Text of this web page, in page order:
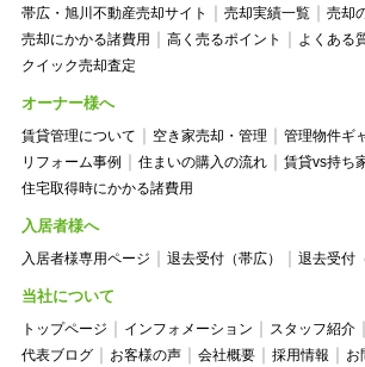
帯広・旭川不動産売却サイト
売却実績一覧
売却
売却にかかる諸費用
高く売るポイント
よくある
クイック売却査定
オーナー様へ
賃貸管理について 空き家売却・管理
管理物件ギ
リフォーム事例
住まいの購入の流れ
賃貸vs持ち
住宅取得時にかかる諸費用
入居者様へ
入居者様専用ページ 退去受付（帯広） 退去受付
当社について
トップページ インフォメーション スタッフ紹介
代表ブログ
お客様の声 会社概要 採用情報
お